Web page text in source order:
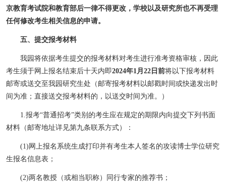
京教育考试院和教育部后一律不得更改，学校以及研究所也不再受理
任何修改考生相关信息的申请。
五、提交报考材料
我园将依据考生提交的报考材料对考生进行准考资格审核，因此
考生须于网上报名结束后十天内即2024年1月 22 日前将以下报考材料
邮寄或送交至我园研究生处（邮寄报考材料以邮戳时间或快递发出时
间为准；直接送交报考材料的，以送交时间为准。）
1.报考“普通招考”类别的考生应在规定的期限内向提交下列书面
材料 （邮寄地址详见第九条联系方式） ：
(1) 网上报名系统生成打印并有考生本人签名的攻读博士学位研究
生报名信息表；
(2)两名教授（或相当职称）同行专家的推荐书；